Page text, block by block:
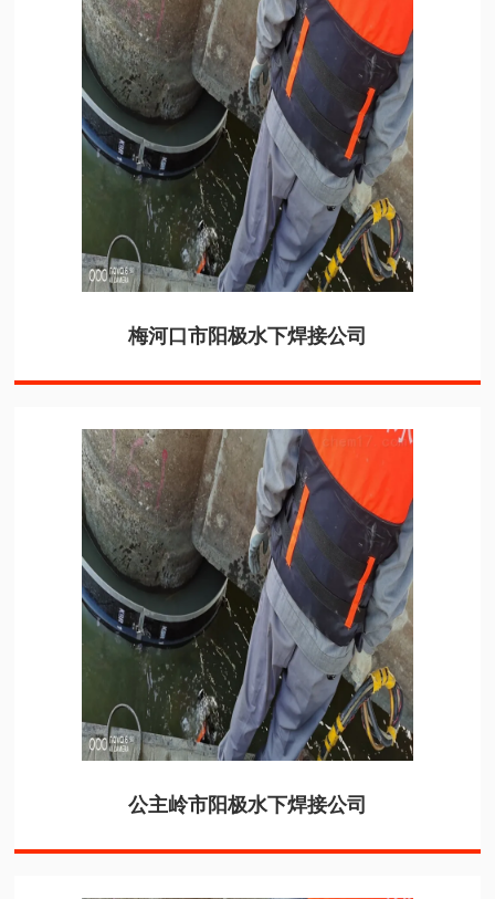
梅河口市阳极水下焊接公司
公主岭市阳极水下焊接公司